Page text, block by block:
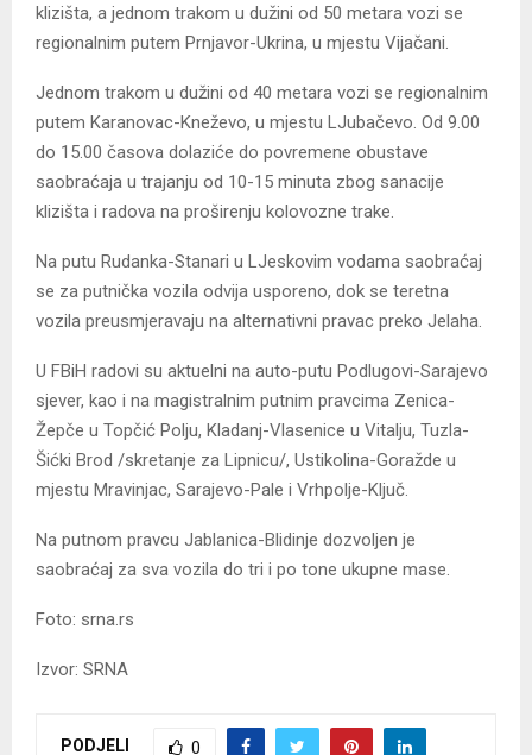
klizišta, a jednom trakom u dužini od 50 metara vozi se
regionalnim putem Prnjavor-Ukrina, u mjestu Vijačani.
Jednom trakom u dužini od 40 metara vozi se regionalnim
putem Karanovac-Kneževo, u mjestu LJubačevo. Od 9.00
do 15.00 časova dolaziće do povremene obustave
saobraćaja u trajanju od 10-15 minuta zbog sanacije
klizišta i radova na proširenju kolovozne trake.
Na putu Rudanka-Stanari u LJeskovim vodama saobraćaj
se za putnička vozila odvija usporeno, dok se teretna
vozila preusmjeravaju na alternativni pravac preko Jelaha.
U FBiH radovi su aktuelni na auto-putu Podlugovi-Sarajevo
sjever, kao i na magistralnim putnim pravcima Zenica-
Žepče u Topčić Polju, Kladanj-Vlasenice u Vitalju, Tuzla-
Šićki Brod /skretanje za Lipnicu/, Ustikolina-Goražde u
mjestu Mravinjac, Sarajevo-Pale i Vrhpolje-Ključ.
Na putnom pravcu Jablanica-Blidinje dozvoljen je
saobraćaj za sva vozila do tri i po tone ukupne mase.
Foto: srna.rs
Izvor: SRNA
PODJELI 0